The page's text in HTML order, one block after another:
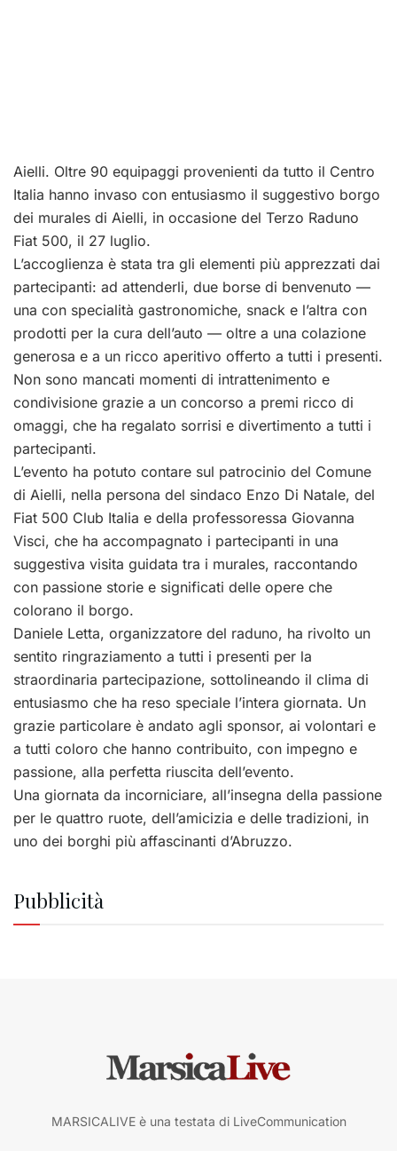
Aielli. Oltre 90 equipaggi provenienti da tutto il Centro
Italia hanno invaso con entusiasmo il suggestivo borgo
dei murales di Aielli, in occasione del Terzo Raduno
Fiat 500, il 27 luglio.
L’accoglienza è stata tra gli elementi più apprezzati dai
partecipanti: ad attenderli, due borse di benvenuto —
una con specialità gastronomiche, snack e l’altra con
prodotti per la cura dell’auto — oltre a una colazione
generosa e a un ricco aperitivo offerto a tutti i presenti.
Non sono mancati momenti di intrattenimento e
condivisione grazie a un concorso a premi ricco di
omaggi, che ha regalato sorrisi e divertimento a tutti i
partecipanti.
L’evento ha potuto contare sul patrocinio del Comune
di Aielli, nella persona del sindaco Enzo Di Natale, del
Fiat 500 Club Italia e della professoressa Giovanna
Visci, che ha accompagnato i partecipanti in una
suggestiva visita guidata tra i murales, raccontando
con passione storie e significati delle opere che
colorano il borgo.
Daniele Letta, organizzatore del raduno, ha rivolto un
sentito ringraziamento a tutti i presenti per la
straordinaria partecipazione, sottolineando il clima di
entusiasmo che ha reso speciale l’intera giornata. Un
grazie particolare è andato agli sponsor, ai volontari e
a tutti coloro che hanno contribuito, con impegno e
passione, alla perfetta riuscita dell’evento.
Una giornata da incorniciare, all’insegna della passione
per le quattro ruote, dell’amicizia e delle tradizioni, in
uno dei borghi più affascinanti d’Abruzzo.
Pubblicità
MARSICALIVE è una testata di LiveCommunication